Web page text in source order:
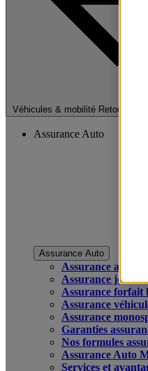
Véhicules & mobilité Retour à la
Assurance Auto
Assurance Auto
Assurance auto
Assurance jeune
Assurance forfait
Assurance
Assurance
Garanties
Nos formules
Assurance Auto
Services et